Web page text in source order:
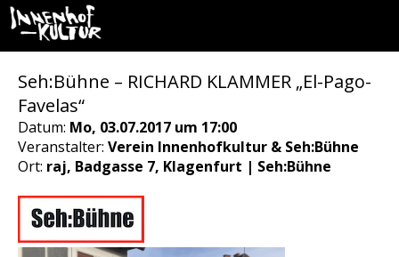
Seh:Bühne – RICHARD KLAMMER „El-Pago-
Favelas“
Datum: Mo, 03.07.2017 um 17:00
Veranstalter: Verein Innenhofkultur & Seh:Bühne
Ort: raj, Badgasse 7, Klagenfurt | Seh:Bühne